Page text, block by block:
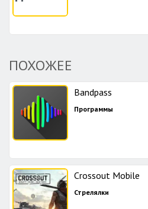
ПОХОЖЕЕ
Bandpass
Программы
Crossout Mobile
Стрелялки